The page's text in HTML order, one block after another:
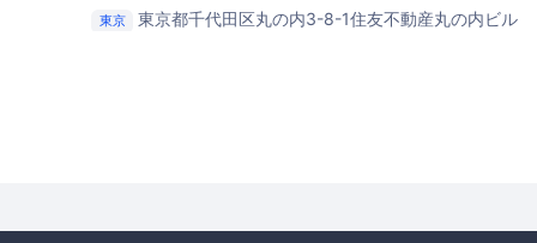
東京
東京都千代田区丸の内3-8-1住友不動産丸の内ビル